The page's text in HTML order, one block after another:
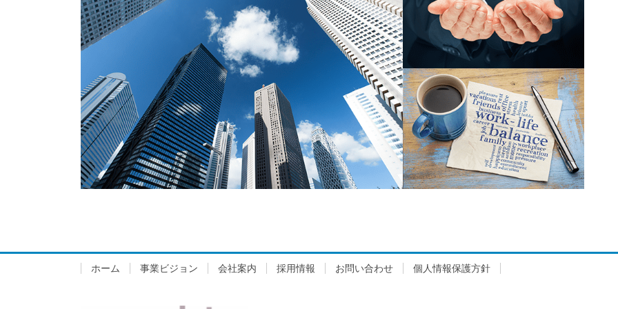
ホーム 事業ビジョン 会社案内 採用情報 お問い合わせ 個人情報保護方針